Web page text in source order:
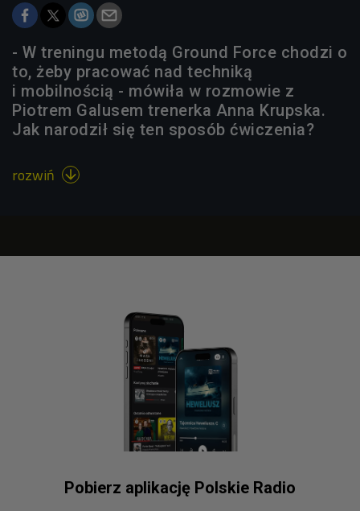
- W treningu metodą Ground Force chodzi o
to, żeby pracować nad techniką
i mobilnością - mówiła w rozmowie z
Piotrem Galusem trenerka Anna Krupska.
Jak narodził się ten sposób ćwiczenia?
rozwiń 
Pobierz aplikację Polskie Radio